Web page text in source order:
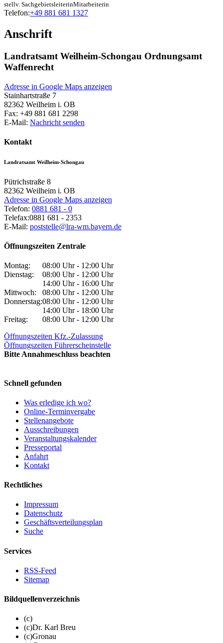
stellv. SachgebietsleiterinMitarbeiterin
Telefon:+49 881 681 1327
Anschrift
Landratsamt Weilheim-Schongau Ordnungsamt
Waffenrecht
Adresse in Google Maps anzeigen
Stainhartstraße 7
82362 Weilheim i. OB
Fax: +49 881 681 2298
E-Mail: Nachricht senden
Kontakt
Landratsamt Weilheim-Schongau
Pütrichstraße 8
82362 Weilheim i. OB
Adresse in Google Maps anzeigen
Telefon: 0881 681 - 0
Telefax:0881 681 - 2353
E-Mail: poststelle@lra-wm.bayern.de
Öffnungszeiten Zentrale
Montag:
08:00 Uhr - 12:00 Uhr
Dienstag:
08:00 Uhr - 12:00 Uhr
14:00 Uhr - 16:00 Uhr
Mittwoch:
08:00 Uhr - 12:00 Uhr
Donnerstag:08:00 Uhr - 12:00 Uhr
14:00 Uhr - 18:00 Uhr
Freitag:
08:00 Uhr - 12:00 Uhr
Öffnungszeiten Kfz.-Zulassung
Öffnungszeiten Führerscheinstelle
Bitte Annahmeschluss beachten
Schnell gefunden
Was erledige ich wo?
Online-Terminvergabe
Stellenangebote
Ausschreibungen
Veranstaltungskalender
Presseportal
Anfahrt
Kontakt
Rechtliches
Impressum
Datenschutz
Geschäftsverteilungsplan
Suche
Services
RSS-Feed
Sitemap
Bildquellenverzeichnis
(c)
(c)Dr. Karl Breu
(c)Gronau